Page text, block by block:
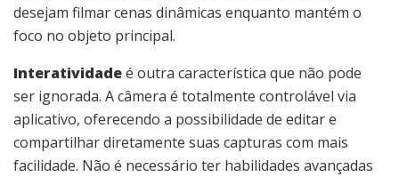
desejam filmar cenas dinâmicas enquanto mantém o
foco no objeto principal.
Interatividadeé outra característica que não pode
ser ignorada. A câmera é totalmente controlável via
aplicativo, oferecendo a possibilidade de editar e
compartilhar diretamente suas capturas com mais
facilidade. Não é necessário ter habilidades avançadas